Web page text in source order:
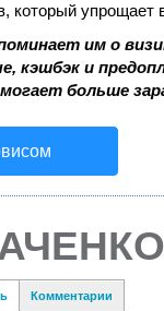
который упрощает
им о
кэшбэк и
больше
Комментарии